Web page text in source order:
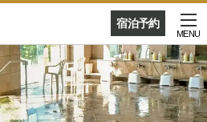
宿泊予約
MENU